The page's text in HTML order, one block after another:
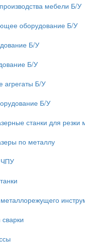
мебели Б/У
оборудование Б/У
Б/У
Б/У
Б/У
Б/У
станки для резки
по металлу
ЧПУ